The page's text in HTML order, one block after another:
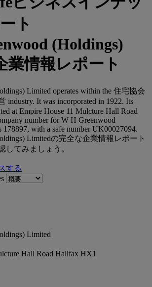
(Holdings)
業情報レポート
Limited operates within the 住宅協会
industry. It was incorporated in 1922. Its
at Empire House 11 Mulcture Hall Road
number for W H Greenwood
with a safe number UK00027094.
Limitedの完全な企業情報レポート
してみましょう。
する
Limited
Hall Road Halifax HX1